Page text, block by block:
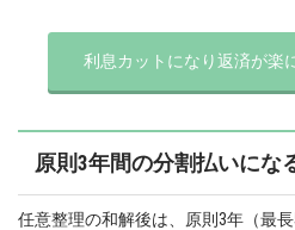
利息カットになり返済が楽
原則3年間の分割払いにな
任意整理の和解後は、原則3年（最